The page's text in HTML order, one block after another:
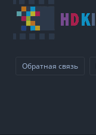
Обратная связь